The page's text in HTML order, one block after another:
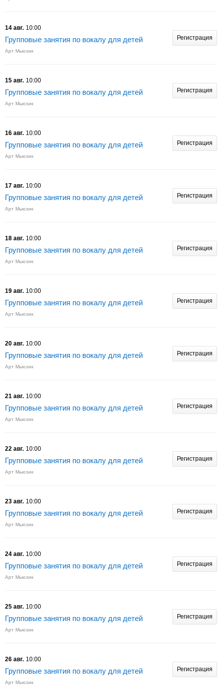
14 авг. 10:00
Групповые занятия по вокалу для детей
Арт Мьюзик
Регистрация
15 авг. 10:00
Групповые занятия по вокалу для детей
Арт Мьюзик
Регистрация
16 авг. 10:00
Групповые занятия по вокалу для детей
Арт Мьюзик
Регистрация
17 авг. 10:00
Групповые занятия по вокалу для детей
Арт Мьюзик
Регистрация
18 авг. 10:00
Групповые занятия по вокалу для детей
Арт Мьюзик
Регистрация
19 авг. 10:00
Групповые занятия по вокалу для детей
Арт Мьюзик
Регистрация
20 авг. 10:00
Групповые занятия по вокалу для детей
Арт Мьюзик
Регистрация
21 авг. 10:00
Групповые занятия по вокалу для детей
Арт Мьюзик
Регистрация
22 авг. 10:00
Групповые занятия по вокалу для детей
Арт Мьюзик
Регистрация
23 авг. 10:00
Групповые занятия по вокалу для детей
Арт Мьюзик
Регистрация
24 авг. 10:00
Групповые занятия по вокалу для детей
Арт Мьюзик
Регистрация
25 авг. 10:00
Групповые занятия по вокалу для детей
Арт Мьюзик
Регистрация
26 авг. 10:00
Групповые занятия по вокалу для детей
Арт Мьюзик
Регистрация